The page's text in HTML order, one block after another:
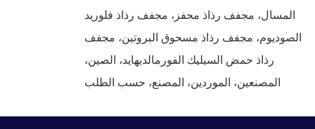
المسال، مجفف رذاذ محفز، مجفف رذاذ فلوريد
الصوديوم، مجفف رذاذ مسحوق البروتين، مجفف
رذاذ حمض السيليك الفورمالديهايد، الصين،
المصنعين، الموردين، المصنع، حسب الطلب